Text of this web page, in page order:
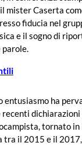
mister Caserta
fiducia nel
e il sogno di
parole.
entusiasmo ha
dichiarazioni
tornato in
tra il 2015 e il